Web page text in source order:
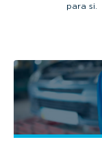
para si.